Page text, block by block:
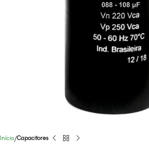
Início Capacitores